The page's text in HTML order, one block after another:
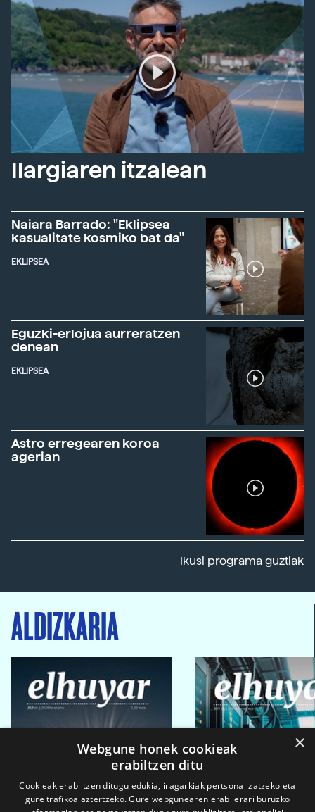
Ilargiaren itzalean
Naiara Barrado: "Eklipsea
kasualitate kosmiko bat da"
EKLIPSEA
Eguzki-erlojua aurreratzen
denean
EKLIPSEA
Astro erregearen koroa
agerian
Ikusi programa guztiak
ALDIZKARIA
×
Webgune honek cookieak
erabiltzen ditu
Cookieak erabiltzen ditugu edukia, iragarkiak pertsonalizatzeko eta
gure trafikoa aztertzeko. Gure webgunearen erabilerari buruzko